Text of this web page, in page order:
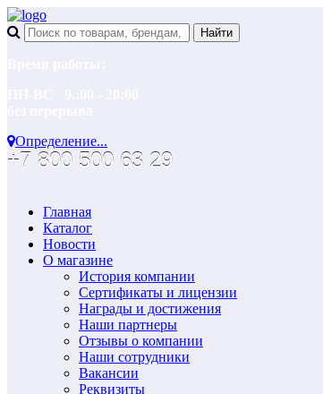
Определение...
+7 800 500 63 29
Главная
Каталог
Новости
О магазине
История компании
Сертификаты и лицензии
Награды и достижения
Наши партнеры
Отзывы о компании
Наши сотрудники
Вакансии
Реквизиты